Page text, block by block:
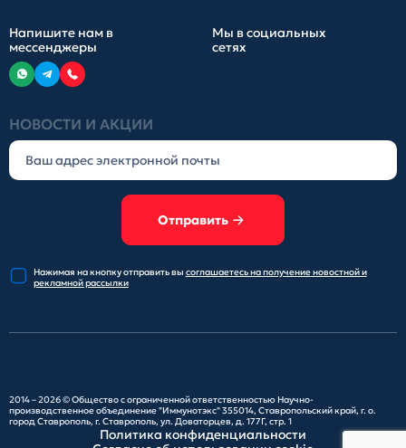
НОВОСТИ И АКЦИИ
Отправить
Нажимая на кнопку отправитьвы соглашаетесь на получениеновостной и
рекламной рассылки
Напишите нам в
мессенджеры
Мы в социальных
сетях
2014 – 2026 ©Общество с ограниченной ответственностью Научно-
производственное объединение "Иммунотэкс"355014, Ставропольский край, г. о.
город Ставрополь, г. Ставрополь, ул. Доваторцев, д. 177Г, стр. 1
Политика конфиденциальности